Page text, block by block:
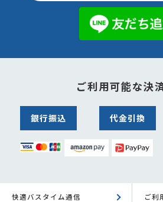
ご利用可能な決
銀行振込 代金引換
快適バスタイム通信 ご利